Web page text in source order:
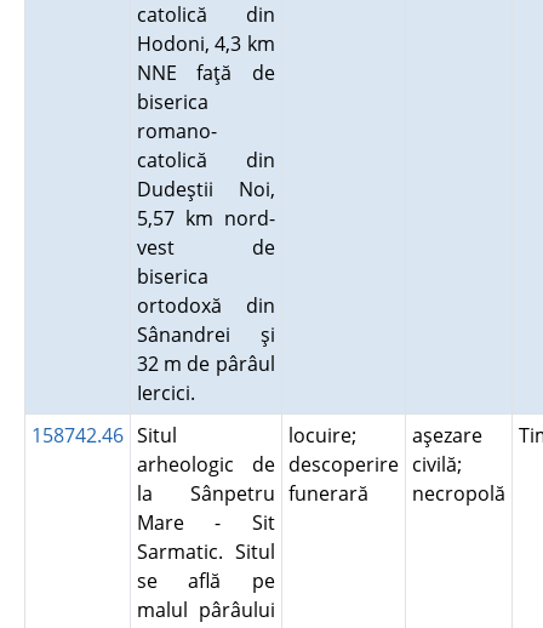
catolică din
Hodoni, 4,3 km
NNE faţă de
biserica
romano-
catolică din
Dudeştii Noi,
5,57 km nord-
vest de
biserica
ortodoxă din
Sânandrei şi
32 m de pârâul
Iercici.
158742.46 Situl
arheologic de
la Sânpetru
Mare - Sit
Sarmatic. Situl
se află pe
malul pârâului
locuire;
descoperire
funerară
aşezare
civilă;
necropolă